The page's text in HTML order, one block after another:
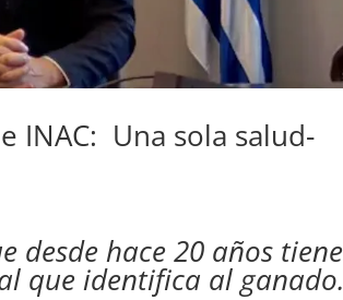
INAC: Una sola salud-
desde hace 20 años tiene
que identifica al ganado.